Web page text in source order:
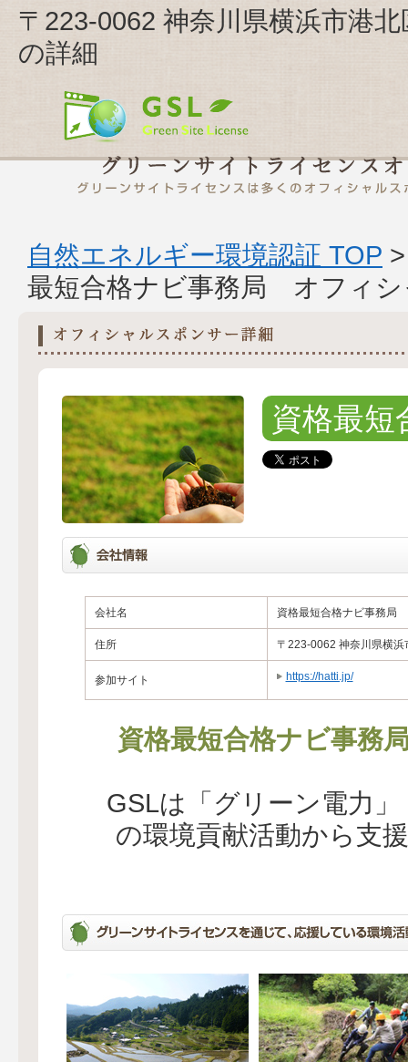
〒223-0062 神奈川県横浜市港
の詳細
自然エネルギー環境認証 TOP
最短合格ナビ事務局 オフィシ
資格最短
会社名 資格最短合格ナビ事務局
住所 〒223-0062 神奈川県横浜
参加サイト https://hatti.jp/
資格最短合格ナビ事務
GSLは「グリーン電力
の環境貢献活動から支